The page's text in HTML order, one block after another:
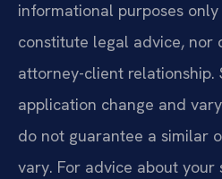
informational purposes
constitute legal advice, nor
attorney-client relationship.
application change and
do not guarantee a similar
vary. For advice about your